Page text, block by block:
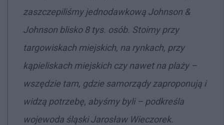
zaszczepiliśmy jednodawkową Johnson &
Johnson blisko 8 tys. osób. Stoimy przy
targowiskach miejskich, na rynkach, przy
kąpieliskach miejskich czy nawet na plaży –
wszędzie tam, gdzie samorządy zaproponują i
widzą potrzebę, abyśmy byli– podkreśla
wojewoda śląski Jarosław Wieczorek.